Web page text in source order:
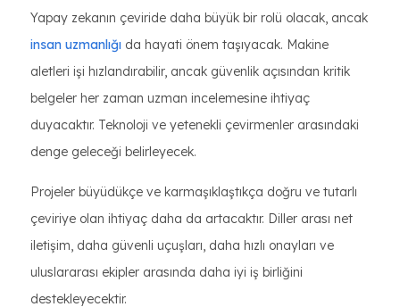
Yapay zekanın çeviride daha büyük bir rolü olacak, ancak
insan uzmanlığı da hayati önem taşıyacak. Makine
aletleri işi hızlandırabilir, ancak güvenlik açısından kritik
belgeler her zaman uzman incelemesine ihtiyaç
duyacaktır. Teknoloji ve yetenekli çevirmenler arasındaki
denge geleceği belirleyecek.
Projeler büyüdükçe ve karmaşıklaştıkça doğru ve tutarlı
çeviriye olan ihtiyaç daha da artacaktır. Diller arası net
iletişim, daha güvenli uçuşları, daha hızlı onayları ve
uluslararası ekipler arasında daha iyi iş birliğini
destekleyecektir.